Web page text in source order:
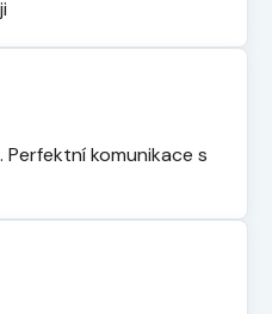
5 hvězdiček.
komunikace s
5 hvězdiček.